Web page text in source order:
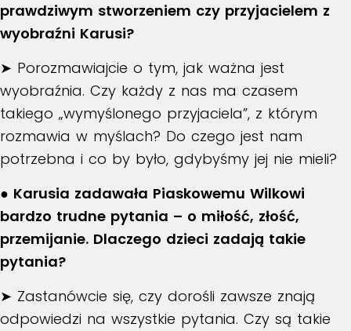
prawdziwym stworzeniem czy przyjacielem z
wyobraźni Karusi?
➤ Porozmawiajcie o tym, jak ważna jest
wyobraźnia. Czy każdy z nas ma czasem
takiego „wymyślonego przyjaciela”, z którym
rozmawia w myślach? Do czego jest nam
potrzebna i co by było, gdybyśmy jej nie mieli?
● Karusia zadawała Piaskowemu Wilkowi
bardzo trudne pytania – o miłość, złość,
przemijanie. Dlaczego dzieci zadają takie
pytania?
➤ Zastanówcie się, czy dorośli zawsze znają
odpowiedzi na wszystkie pytania. Czy są takie